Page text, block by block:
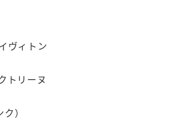
ヴィトン
トリーヌ
）